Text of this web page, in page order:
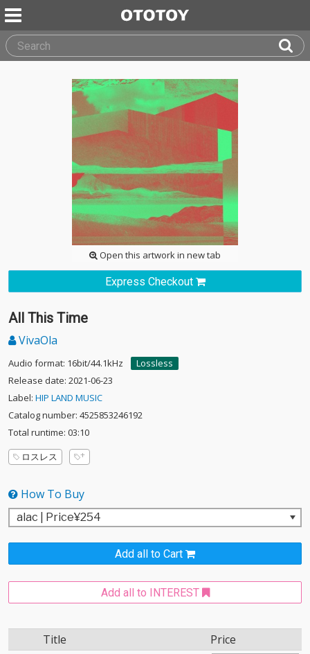
Open this artwork in new tab
Express Checkout
All This Time
VivaOla
Audio format: 16bit/44.1kHz
Lossless
Release date: 2021-06-23
Label: HIP LAND MUSIC
Catalog number: 4525853246192
Total runtime: 03:10
ロスレス
How To Buy
Add all to Cart
Add all to INTEREST
Title Price